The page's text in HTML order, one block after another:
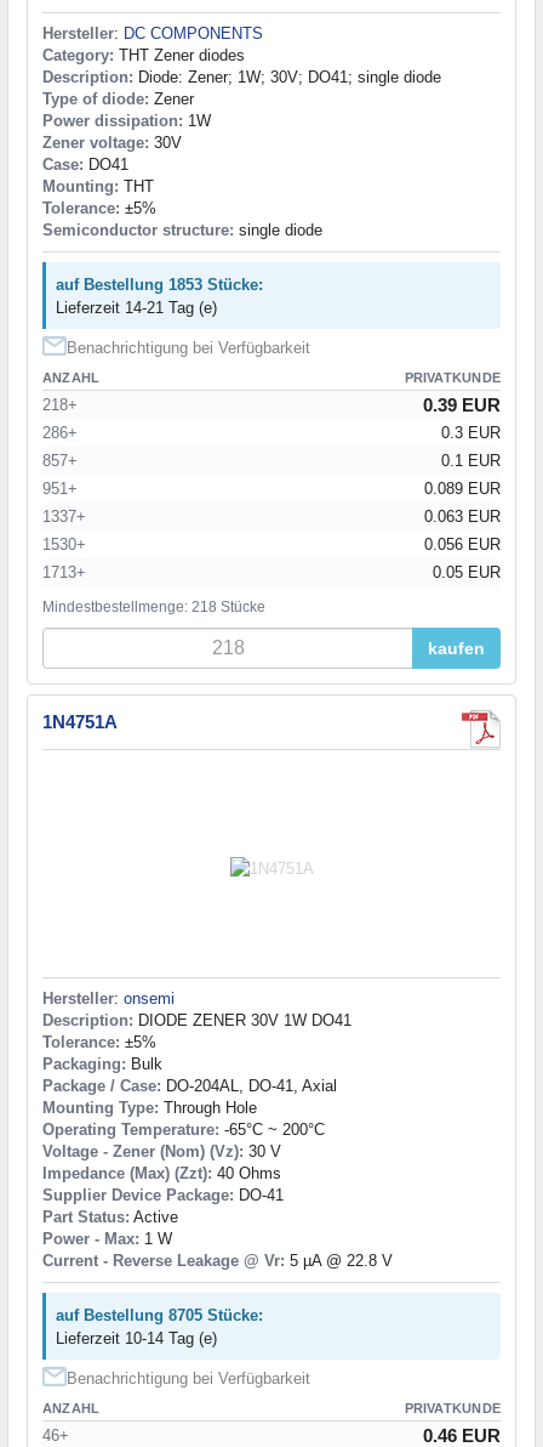
Hersteller: DC COMPONENTS
Category: THT Zener diodes
Description: Diode: Zener; 1W; 30V; DO41; single diode
Type of diode: Zener
Power dissipation: 1W
Zener voltage: 30V
Case: DO41
Mounting: THT
Tolerance: ±5%
Semiconductor structure: single diode
auf Bestellung 1853 Stücke:
Lieferzeit 14-21 Tag (e)
Benachrichtigung bei Verfügbarkeit
ANZAHL PRIVATKUNDE
218+ 0.39 EUR
286+
0.3 EUR
857+
0.1 EUR
951+
0.089 EUR
1337+
0.063 EUR
1530+
0.056 EUR
1713+
0.05 EUR
Mindestbestellmenge: 218 Stücke
kaufen
1N4751A
Hersteller: onsemi
Description: DIODE ZENER 30V 1W DO41
Tolerance: ±5%
Packaging: Bulk
Package / Case: DO-204AL, DO-41, Axial
Mounting Type: Through Hole
Operating Temperature: -65°C ~ 200°C
Voltage - Zener (Nom) (Vz): 30 V
Impedance (Max) (Zzt): 40 Ohms
Supplier Device Package: DO-41
Part Status: Active
Power - Max: 1 W
Current - Reverse Leakage @ Vr: 5 µA @ 22.8 V
auf Bestellung 8705 Stücke:
Lieferzeit 10-14 Tag (e)
Benachrichtigung bei Verfügbarkeit
ANZAHL PRIVATKUNDE
46+ 0.46 EUR